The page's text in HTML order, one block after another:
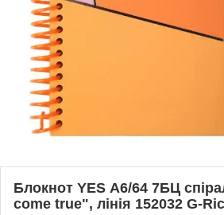
Блокнот YES А6/64 7БЦ
come true", лінія 152032 G-